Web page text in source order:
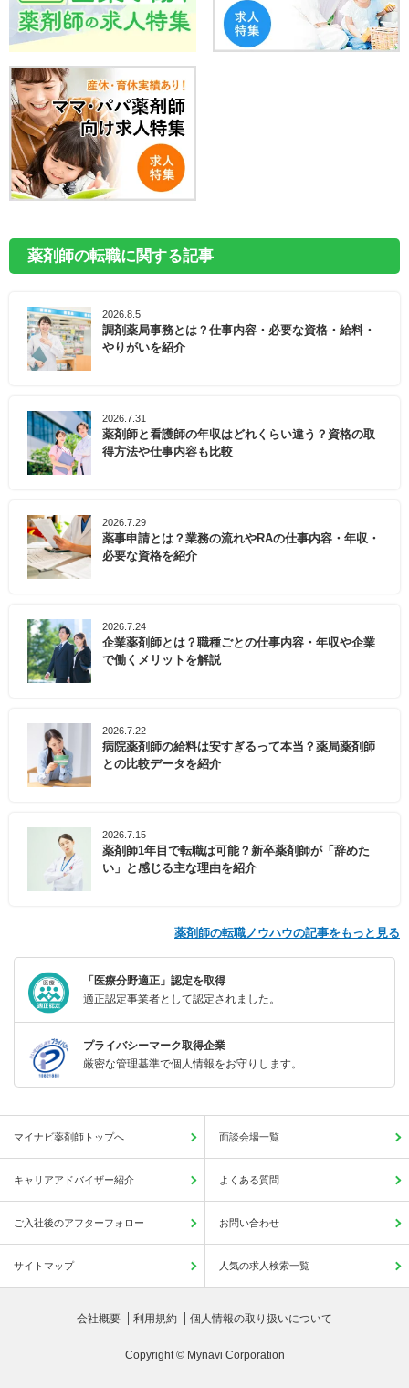
薬剤師の転職に関する記事
2026.8.5
調剤薬局事務とは？仕事内容・必要な資格・給料・
やりがいを紹介
2026.7.31
薬剤師と看護師の年収はどれくらい違う？資格の取
得方法や仕事内容も比較
2026.7.29
薬事申請とは？業務の流れやRAの仕事内容・年収・
必要な資格を紹介
2026.7.24
企業薬剤師とは？職種ごとの仕事内容・年収や企業
で働くメリットを解説
2026.7.22
病院薬剤師の給料は安すぎるって本当？薬局薬剤師
との比較データを紹介
2026.7.15
薬剤師1年目で転職は可能？新卒薬剤師が「辞めた
い」と感じる主な理由を紹介
薬剤師の転職ノウハウの記事をもっと見る
「医療分野適正」認定を取得
適正認定事業者として認定されました。
プライバシーマーク取得企業
厳密な管理基準で個人情報をお守りします。
マイナビ薬剤師トップへ 面談会場一覧
キャリアアドバイザー紹介 よくある質問
ご入社後のアフターフォロー お問い合わせ
サイトマップ 人気の求人検索一覧
会社概要 利用規約 個人情報の取り扱いについて
Copyright © Mynavi Corporation